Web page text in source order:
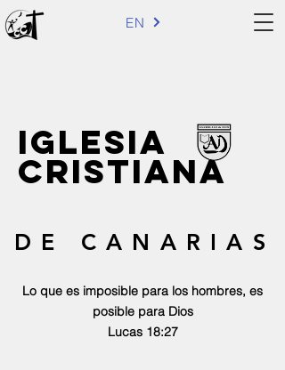
EN
iglesia
cristiana
DE CANARIAS
Lo que es imposible para los hombres, es
posible para Dios
Lucas 18:27